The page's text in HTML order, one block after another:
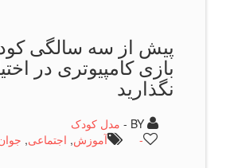
پیش از سه سالگی کودکتان
بازی کامپیوتری در اختیارش
نگذارید
مدل کودک
آموزش,اجتماعی ,جوان, حافظه